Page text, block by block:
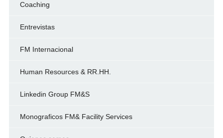
Coaching
Entrevistas
FM Internacional
Human Resources & RR.HH.
Linkedin Group FM&S
Monograficos FM& Facility Services